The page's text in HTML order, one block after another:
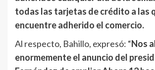
todas las tarjetas de crédito a las
encuentre adherido el comercio.
Al respecto, Bahillo, expresó: “Nos
enormemente el anuncio del